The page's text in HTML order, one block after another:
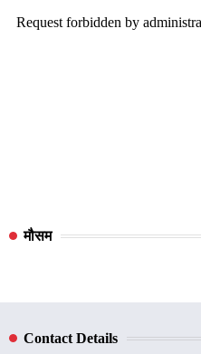
मौसम
Contact Details